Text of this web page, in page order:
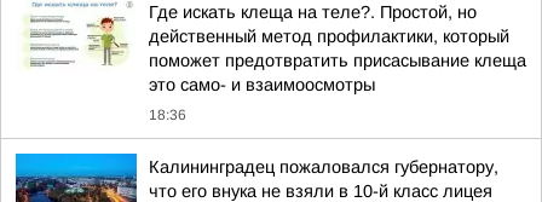
Где искать клеща на теле?. Простой, но
действенный метод профилактики, который
поможет предотвратить присасывание клеща
это само- и взаимоосмотры
18:36
Калининградец пожаловался губернатору,
что его внука не взяли в 10-й класс лицея